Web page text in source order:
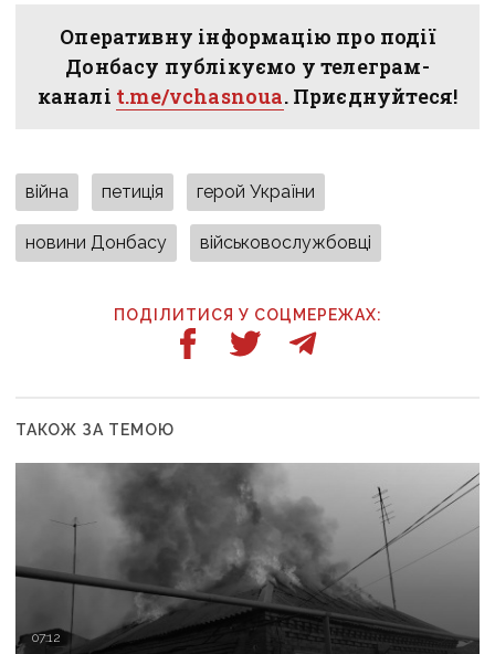
Оперативну інформацію про події
Донбасу публікуємо у телеграм-
каналі t.me/vchasnoua. Приєднуйтеся!
війна петиція герой України
новини Донбасу військовослужбовці
ПОДІЛИТИСЯ У СОЦМЕРЕЖАХ:
ТАКОЖ ЗА ТЕМОЮ
07:12